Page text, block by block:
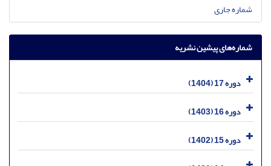
شماره جاری
شماره‌های پیشین نشریه
دوره 17 (1404)
دوره 16 (1403)
دوره 15 (1402)